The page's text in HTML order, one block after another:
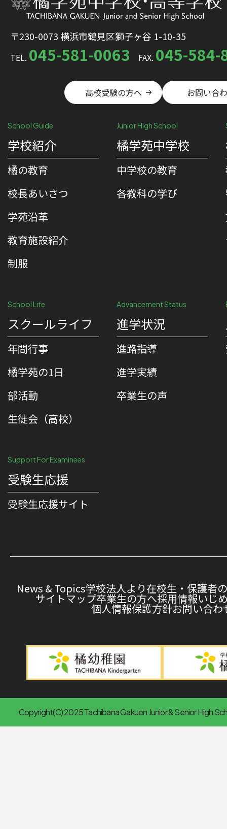
〒230-0073 横浜市鶴見区獅子ヶ谷 1-10-35
TEL. 045-581-0063 FAX. 045-584-
高校受験の方へ お問い合
School Guide
学校紹介
橘の教育
校⻑あいさつ
学苑沿革
教育施設紹介
制服
Junior High School
橘学苑中学校
中学校の教育
各教科の学び
School Life
スクールライフ
年間行事
橘学苑の1⽇
部活動
生徒会（高校）
Advancement Status
進学状況
進路指導
進学実績
卒業生の声
Support For Examinees
受験生応援
受験⽣応援サイト
News & Topics学校法人より在校生・保護者
サイトマップ卒業生の方へ採用情報いじ
個人情報保護方針お問い合わ
Copyright(C) 2025 Tachibana Gakuen Junior & Senior High